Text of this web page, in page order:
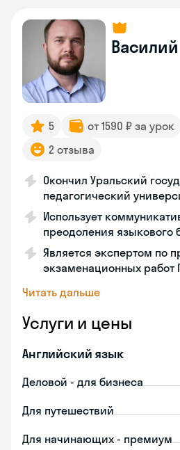
Василий
5 от 1590 ₽ за урок
2 отзыва
Окончил Уральский
педагогический
Использует
преодоления языкового
Является экспертом по
экзаменационных работ
Читать дальше
Услуги и цены
Английский язык
Деловой - для бизнеса
Для путешествий
Для начинающих - премиум